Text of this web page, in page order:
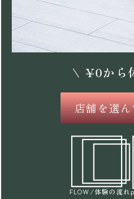
\ ¥0から
店舗を選
FLOW /体験の流れ